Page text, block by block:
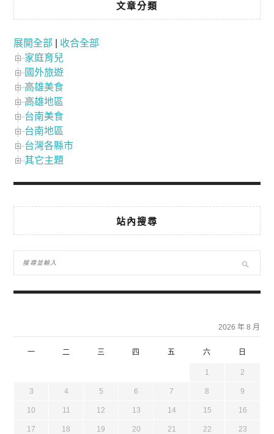
文章分類
展開全部
收合全部
家庭育兒
國外旅遊
高雄美食
高雄地區
台南美食
台南地區
台灣各縣市
其它主題
站內搜尋
2026 年 8 月
一 二 三 四 五 六 日
1 2
3 4 5 6 7 8 9
10 11 12 13 14 15 16
17 18 19 20 21 22 23